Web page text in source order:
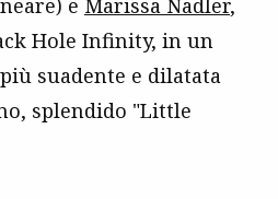
e Marissa Nadler,
Hole Infinity, in un
suadente e dilatata
splendido "Little